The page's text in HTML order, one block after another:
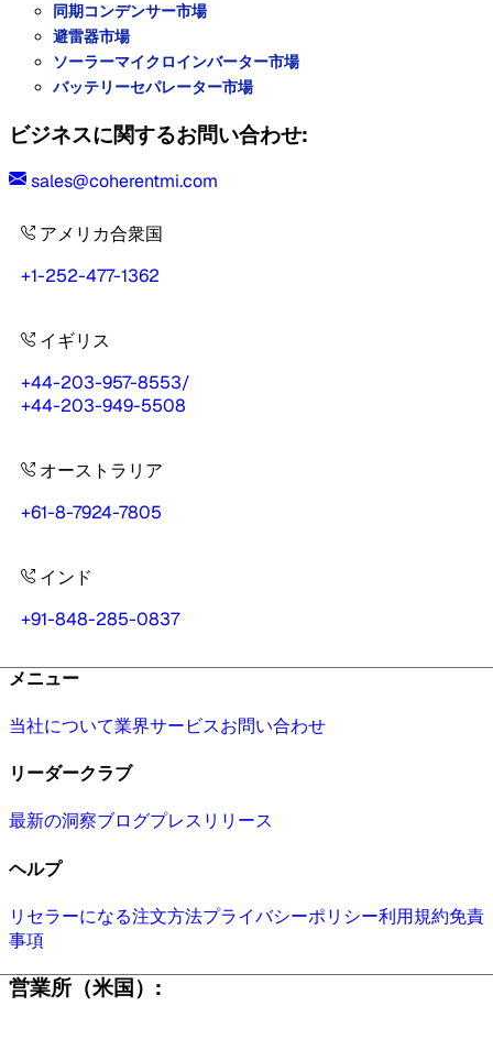
同期コンデンサー市場
避雷器市場
ソーラーマイクロインバーター市場
バッテリーセパレーター市場
ビジネスに関するお問い合わせ:
sales@coherentmi.com
アメリカ合衆国
+1-252-477-1362
イギリス
+44-203-957-8553/
+44-203-949-5508
オーストラリア
+61-8-7924-7805
インド
+91-848-285-0837
メニュー
当社について業界サービスお問い合わせ
リーダークラブ
最新の洞察ブログプレスリリース
ヘルプ
リセラーになる注文方法プライバシーポリシー利用規約免責
事項
営業所（米国）: